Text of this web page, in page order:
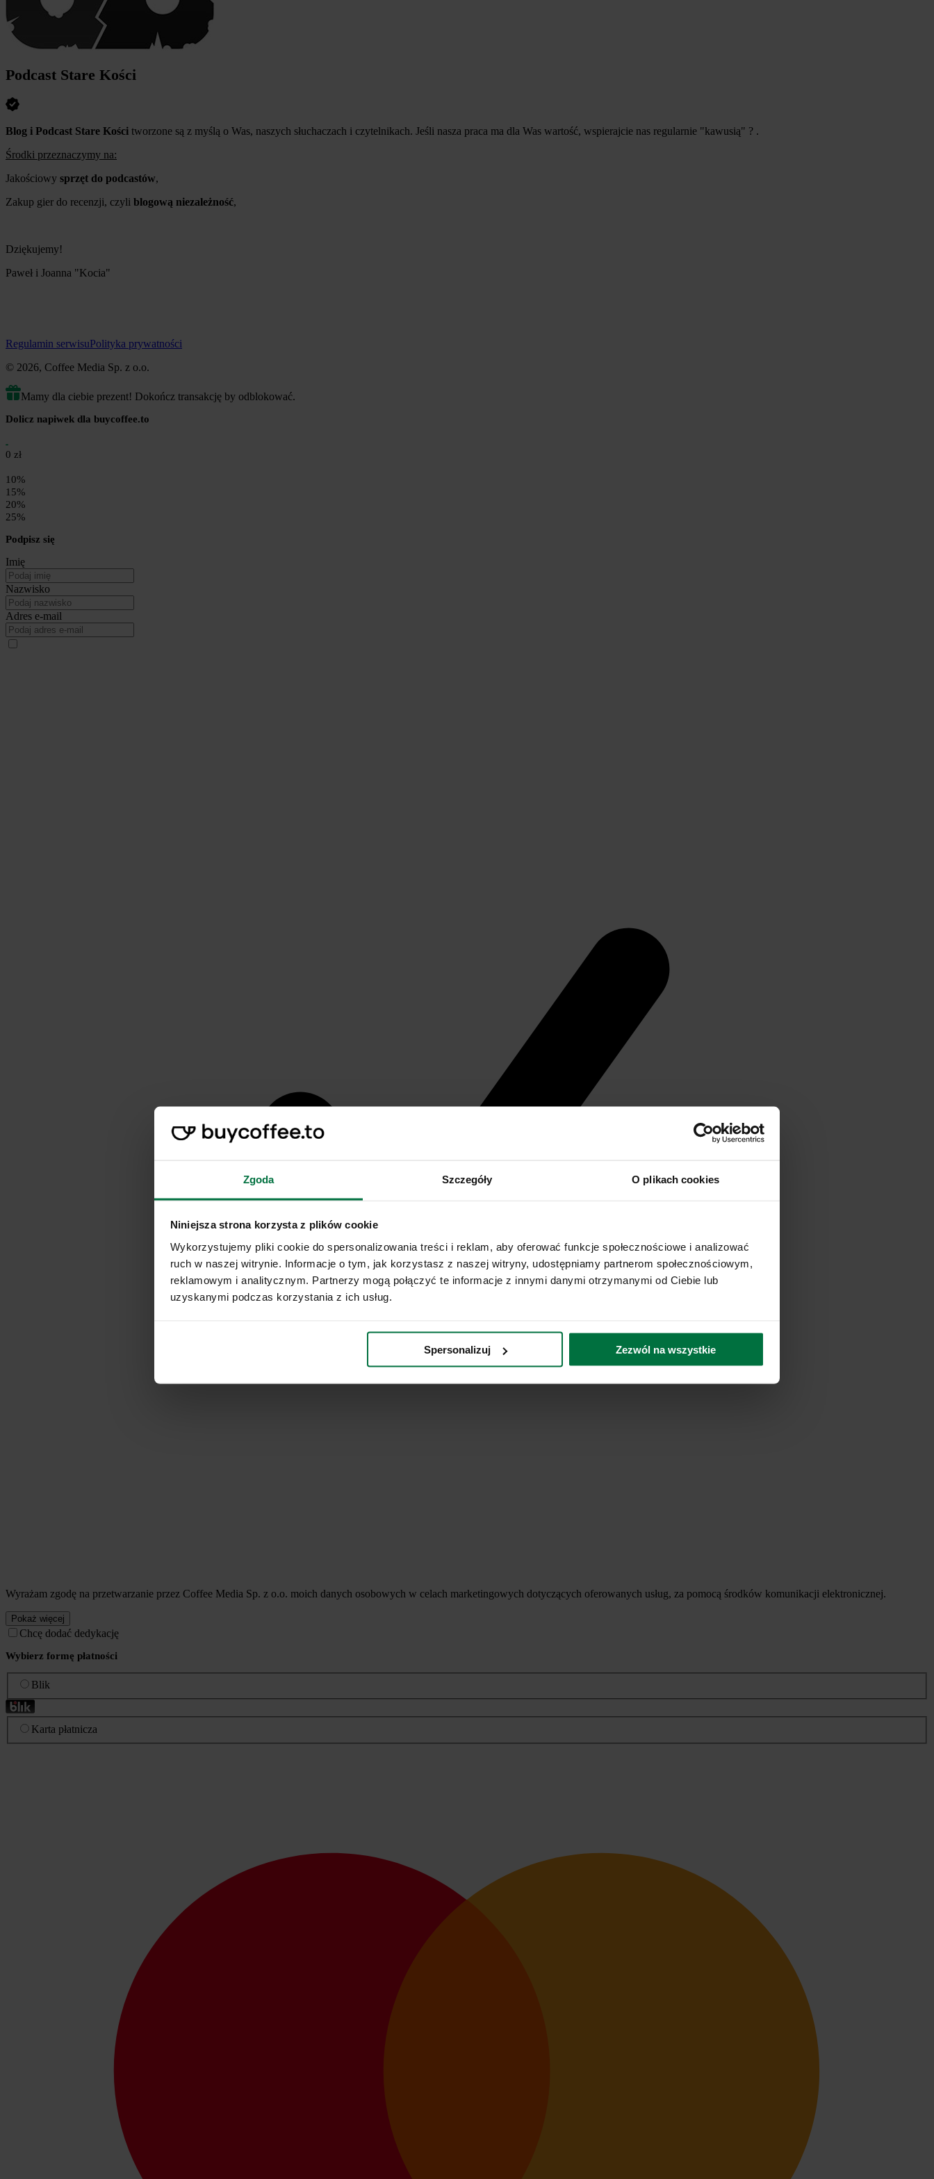
Zgoda Szczegóły O plikach cookies
Niniejsza strona korzysta z plików cookie
Wykorzystujemy pliki cookie do spersonalizowania treści i reklam, aby oferować funkcje społecznościowe i analizować
ruch w naszej witrynie. Informacje o tym, jak korzystasz z naszej witryny, udostępniamy partnerom społecznościowym,
reklamowym i analitycznym. Partnerzy mogą połączyć te informacje z innymi danymi otrzymanymi od Ciebie lub
uzyskanymi podczas korzystania z ich usług.
Spersonalizuj Zezwól na wszystkie
Podcast Stare Kości
Blog i Podcast Stare Kości tworzone są z myślą o Was, naszych słuchaczach i czytelnikach. Jeśli nasza praca ma dla Was wartość, wspierajcie nas regularnie "kawusią" ? .
Środki przeznaczymy na:
Jakościowy sprzęt do podcastów,
Zakup gier do recenzji, czyli blogową niezależność,
Dziękujemy!
Paweł i Joanna "Kocia"
Regulamin serwisuPolityka prywatności
© 2026, Coffee Media Sp. z o.o.
Mamy dla ciebie prezent! Dokończ transakcję by odblokować.
Dolicz napiwek dla buycoffee.to
0 zł
10%
15%
20%
25%
Podpisz się
Imię
Nazwisko
Adres e-mail
Wyrażam zgodę na przetwarzanie przez Coffee Media Sp. z o.o. moich danych osobowych w celach marketingowych dotyczących oferowanych usług, za pomocą środków komunikacji elektronicznej.
Pokaż więcej
Chcę dodać dedykację
Wybierz formę płatności
Blik
Karta płatnicza